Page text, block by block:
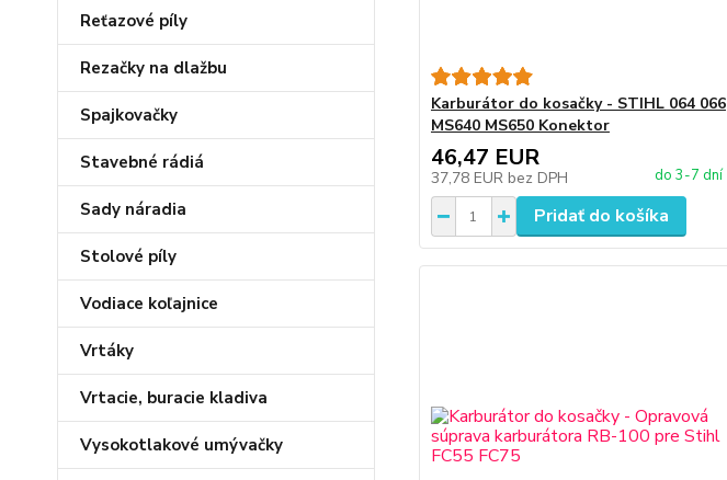
Reťazové píly
Rezačky na dlažbu
Spajkovačky
Stavebné rádiá
Sady náradia
Stolové píly
Vodiace koľajnice
Vrtáky
Vrtacie, buracie kladiva
Vysokotlakové umývačky
Karburátor do kosačky - STIHL 064 066
MS640 MS650 Konektor
46,47 EUR
37,78 EUR bez DPH do 3-7 dní
Pridať do košíka